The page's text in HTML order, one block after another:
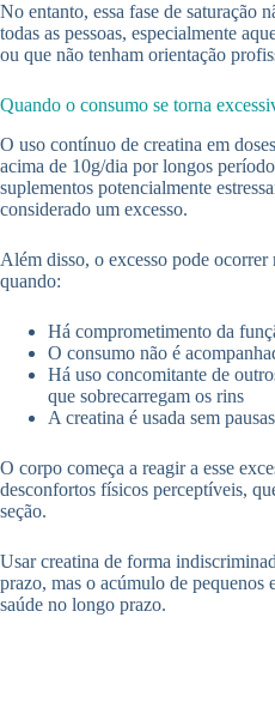
No entanto, essa fase de saturação
todas as pessoas, especialmente
ou que não tenham orientação
Quando o consumo se torna
O uso contínuo de creatina em
acima de 10g/dia por longos
suplementos potencialmente
considerado um excesso.
Além disso, o excesso pode ocorrer
quando:
Há comprometimento da
O consumo não é
Há uso concomitante de
que sobrecarregam os rins
A creatina é usada sem
O corpo começa a reagir a esse
desconfortos físicos perceptíveis,
seção.
Usar creatina de forma
prazo, mas o acúmulo de pequenos
saúde no longo prazo.